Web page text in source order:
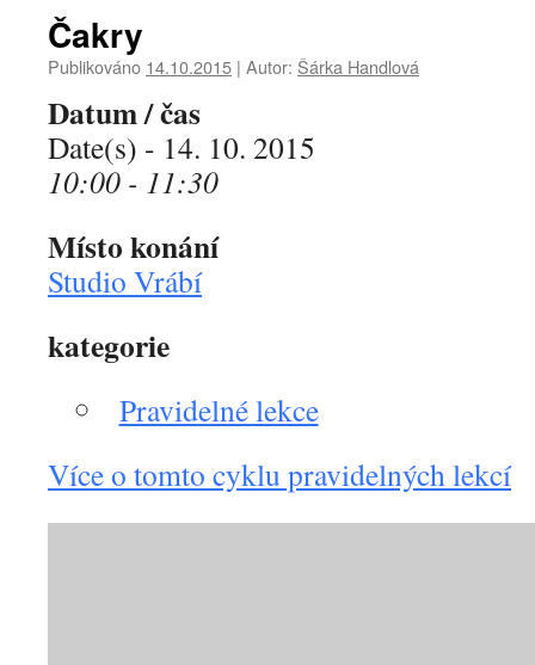
Čakry
Publikováno 14.10.2015 | Autor: Šárka Handlová
Datum / čas
Date(s) - 14. 10. 2015
10:00 - 11:30
Místo konání
Studio Vrábí
kategorie
Pravidelné lekce
Více o tomto cyklu pravidelných lekcí